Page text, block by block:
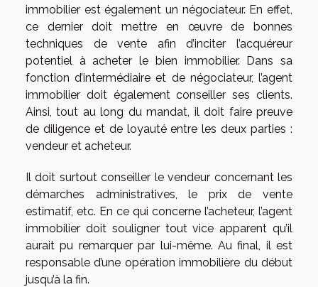
immobilier est également un négociateur. En effet,
ce dernier doit mettre en œuvre de bonnes
techniques de vente afin d’inciter l’acquéreur
potentiel à acheter le bien immobilier. Dans sa
fonction d’intermédiaire et de négociateur, l’agent
immobilier doit également conseiller ses clients.
Ainsi, tout au long du mandat, il doit faire preuve
de diligence et de loyauté entre les deux parties :
vendeur et acheteur.
Il doit surtout conseiller le vendeur concernant les
démarches administratives, le prix de vente
estimatif, etc. En ce qui concerne l’acheteur, l’agent
immobilier doit souligner tout vice apparent qu’il
aurait pu remarquer par lui-même. Au final, il est
responsable d’une opération immobilière du début
jusqu’à la fin.